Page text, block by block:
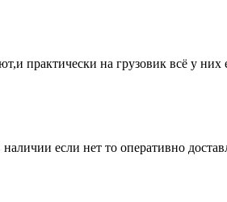
практически на грузовик всё у них
если нет то оперативно